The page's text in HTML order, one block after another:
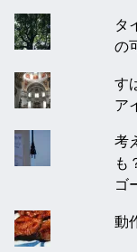
タ
の
す
ア
考
も
ゴ
動